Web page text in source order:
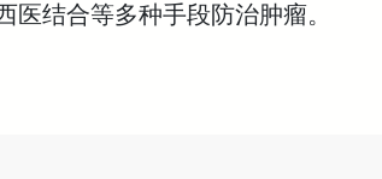
结合等多种手段防治肿瘤。